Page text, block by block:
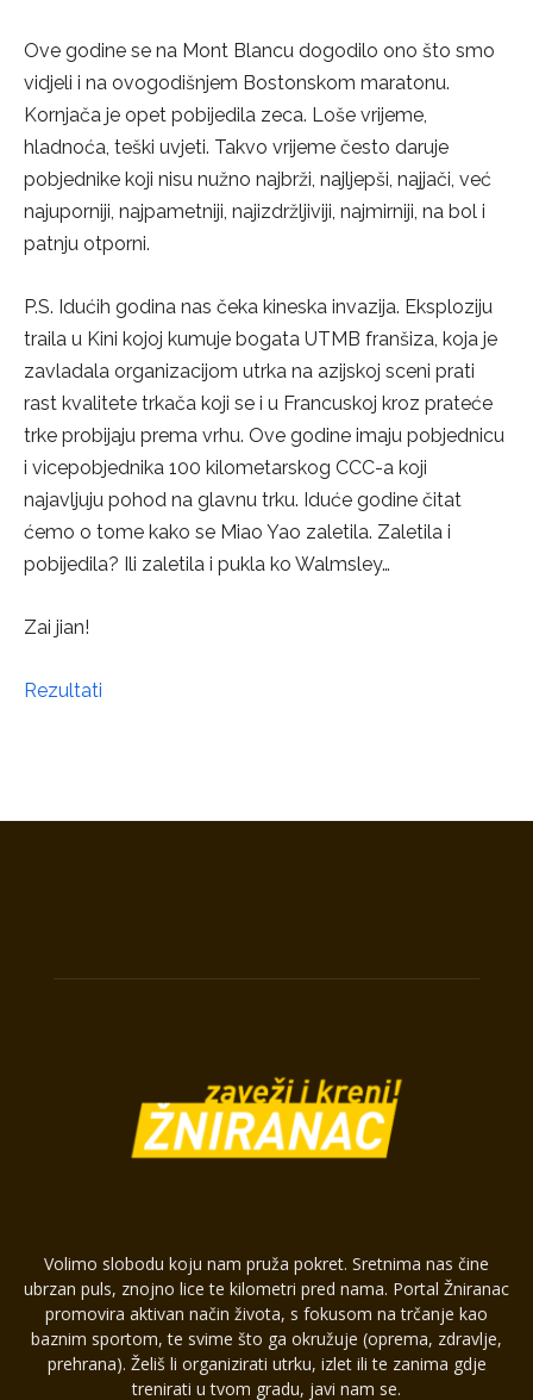
Ove godine se na Mont Blancu dogodilo ono što smo
vidjeli i na ovogodišnjem Bostonskom maratonu.
Kornjača je opet pobijedila zeca. Loše vrijeme,
hladnoća, teški uvjeti. Takvo vrijeme često daruje
pobjednike koji nisu nužno najbrži, najljepši, najjači, već
najuporniji, najpametniji, najizdržljiviji, najmirniji, na bol i
patnju otporni.
P.S. Idućih godina nas čeka kineska invazija. Eksploziju
traila u Kini kojoj kumuje bogata UTMB franšiza, koja je
zavladala organizacijom utrka na azijskoj sceni prati
rast kvalitete trkača koji se i u Francuskoj kroz prateće
trke probijaju prema vrhu. Ove godine imaju pobjednicu
i vicepobjednika 100 kilometarskog CCC-a koji
najavljuju pohod na glavnu trku. Iduće godine čitat
ćemo o tome kako se Miao Yao zaletila. Zaletila i
pobijedila? Ili zaletila i pukla ko Walmsley…
Zai jian!
Rezultati
Volimo slobodu koju nam pruža pokret. Sretnima nas čine
ubrzan puls, znojno lice te kilometri pred nama. Portal Žniranac
promovira aktivan način života, s fokusom na trčanje kao
baznim sportom, te svime što ga okružuje (oprema, zdravlje,
prehrana). Želiš li organizirati utrku, izlet ili te zanima gdje
trenirati u tvom gradu, javi nam se.